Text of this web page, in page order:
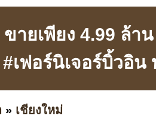
ายเพียง 4.99 ล้า
เฟอร์นิเจอร์บิ้วอิน
» เชียงใหม่